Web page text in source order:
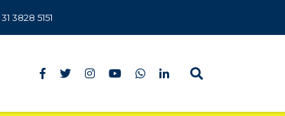
31 3828 5151